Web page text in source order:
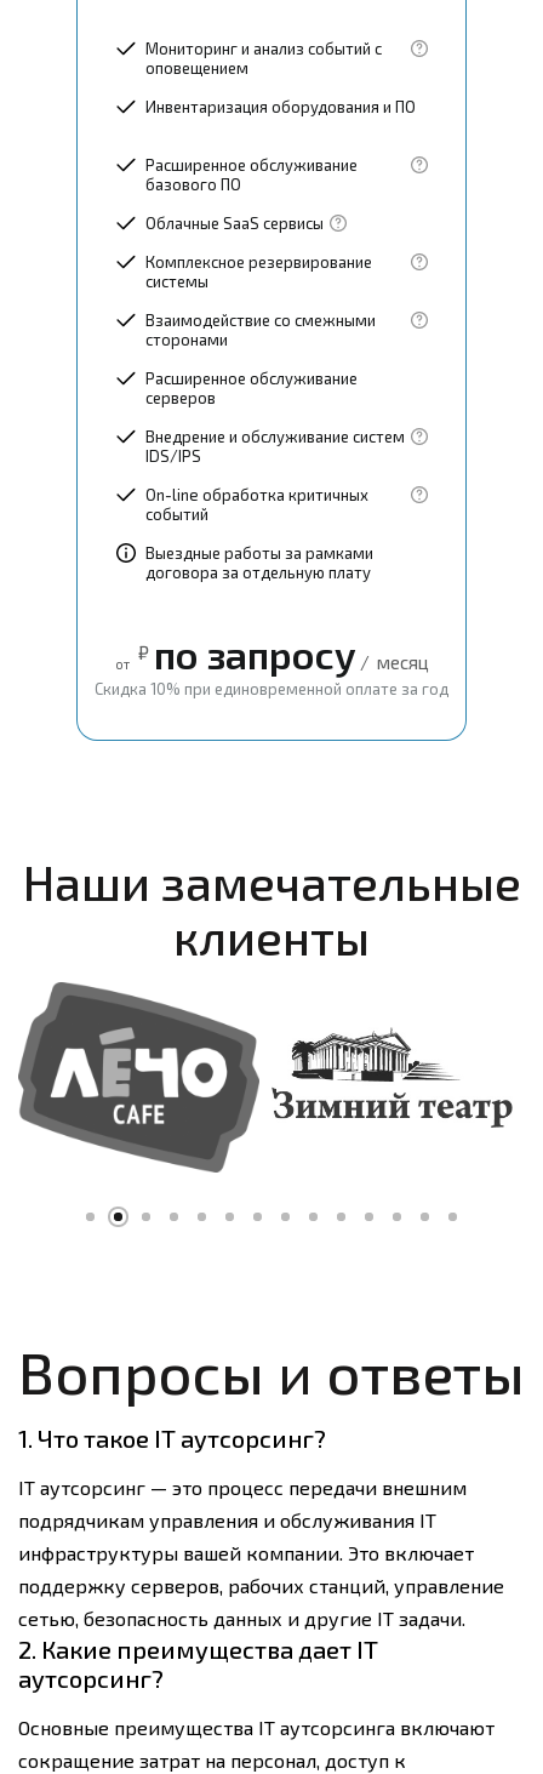
Мониторинг и анализ событий с
оповещением
Инвентаризация оборудования и ПО
Расширенное обслуживание
базового ПО
Облачные SaaS сервисы
Комплексное резервирование
системы
Взаимодействие со смежными
сторонами
Расширенное обслуживание
серверов
Внедрение и обслуживание систем
IDS/IPS
On-line обработка критичных
событий
Выездные работы за рамками
договора за отдельную плату
от
₽ по запросу / месяц
Скидка 10% при единовременной оплате за год
Наши замечательные
клиенты
Вопросы и ответы
1. Что такое IT аутсорсинг?
IT аутсорсинг — это процесс передачи внешним
подрядчикам управления и обслуживания IT
инфраструктуры вашей компании. Это включает
поддержку серверов, рабочих станций, управление
сетью, безопасность данных и другие IT задачи.
2. Какие преимущества дает IT
аутсорсинг?
Основные преимущества IT аутсорсинга включают
сокращение затрат на персонал, доступ к